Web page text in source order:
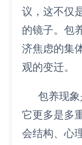
议，这不仅
的镜子。包
济焦虑的集
观的变迁。
包养现
它更多是多
会结构、心